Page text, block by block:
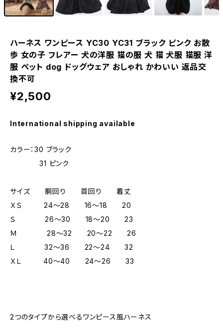
ハーネス ワンピース YC30 YC31 ブラック ピンク お散
歩 女の子 フレアー 犬の洋服 猫の服 犬 猫 犬服 猫服 洋
服 ペット dog ドッグウェア おしゃれ かわいい 返品交
換不可
¥2,500
International shipping available
カラー：30 ブラック
31 ピンク
サイズ 胴回り 首回り 着丈
ＸＳ 24～28 16～18 20
Ｓ 26～30 18～20 23
Ｍ 28～32 20～22 26
Ｌ 32～36 22～24 32
ＸＬ 40～40 24～26 33
2つのタイプから選べるワンピース風ハーネス